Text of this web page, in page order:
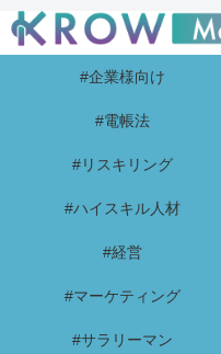
#企業様向け
#電帳法
#リスキリング
#ハイスキル人材
#経営
#マーケティング
#サラリーマン